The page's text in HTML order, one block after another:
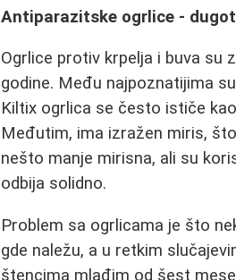
Antiparazitske ogrlice -
Ogrlice protiv krpelja i buva su
godine. Među najpoznatijima su
Kiltix ogrlica se često ističe
Međutim, ima izražen miris,
nešto manje mirisna, ali su
odbija solidno.
Problem sa ogrlicama je što
gde naležu, a u retkim
štencima mlađim od šest